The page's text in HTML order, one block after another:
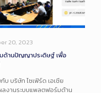
20, 2023
ด้านปัญญาประดิษฐ์ เพื่อ
บ บริษัท ไซเฟิร์ด เอเชีย
ลงานระบบแพลตฟอร์มด้าน